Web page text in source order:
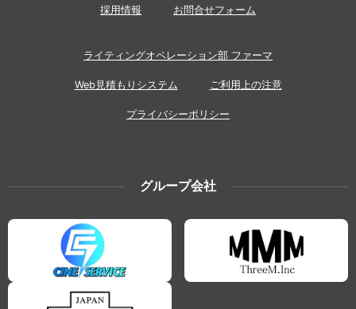
採用情報 お問合せフォーム
ライティングオペレーション部 ファーマ
Web見積もりシステム ご利用上の注意
プライバシーポリシー
グループ会社